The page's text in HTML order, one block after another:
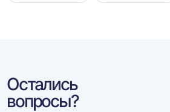
Остались
вопросы?